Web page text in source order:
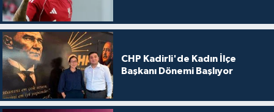
CHP Kadirli'de Kadın İlçe
Başkanı Dönemi Başlıyor